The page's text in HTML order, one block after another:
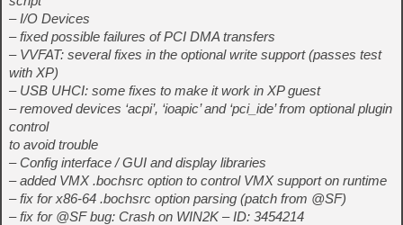
– I/O Devices
– fixed possible failures of PCI DMA transfers
– VVFAT: several fixes in the optional write support (passes test
with XP)
– USB UHCI: some fixes to make it work in XP guest
– removed devices ‘acpi’, ‘ioapic’ and ‘pci_ide’ from optional plugin
control
to avoid trouble
– Config interface / GUI and display libraries
– added VMX .bochsrc option to control VMX support on runtime
– fix for x86-64 .bochsrc option parsing (patch from @SF)
– fix for @SF bug: Crash on WIN2K – ID: 3454214